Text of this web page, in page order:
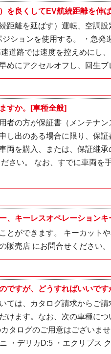
を良くしてEV航続距離を伸
距離を延ばす）運転、空調
ションを使用する。 ・急発
道路では速度を控えめにし
めにアクセルオフし、回生
すか。[車種全般]
者の方が保証書（メンテナ
し出のある場合に限り、保
両を購入、または、保証継
さい。 なお、すでに車両を
、キーレスオペレーション
とができます。 キーカット
販売店 にお問合せください。
ですが、どうすればいいです
ては、カタログ請求からご
けます。なお、次の車種に
タログのご用意はございま
・デリカD:5 ・エクリプス